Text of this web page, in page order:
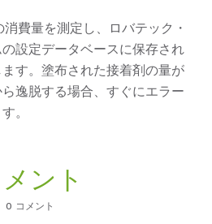
費量を測定し、ロバテック・
設定データベースに保存され
す。塗布された接着剤の量が
逸脱する場合、すぐにエラー
。
ント
0 コメント